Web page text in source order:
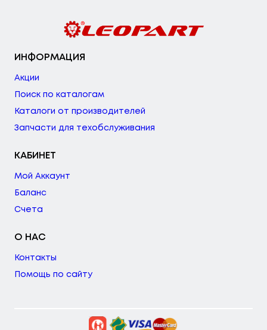
ИНФОРМАЦИЯ
Акции
Поиск по каталогам
Каталоги от производителей
Запчасти для техобслуживания
КАБИНЕТ
Мой Аккаунт
Баланс
Счета
О НАС
Контакты
Помощь по сайту